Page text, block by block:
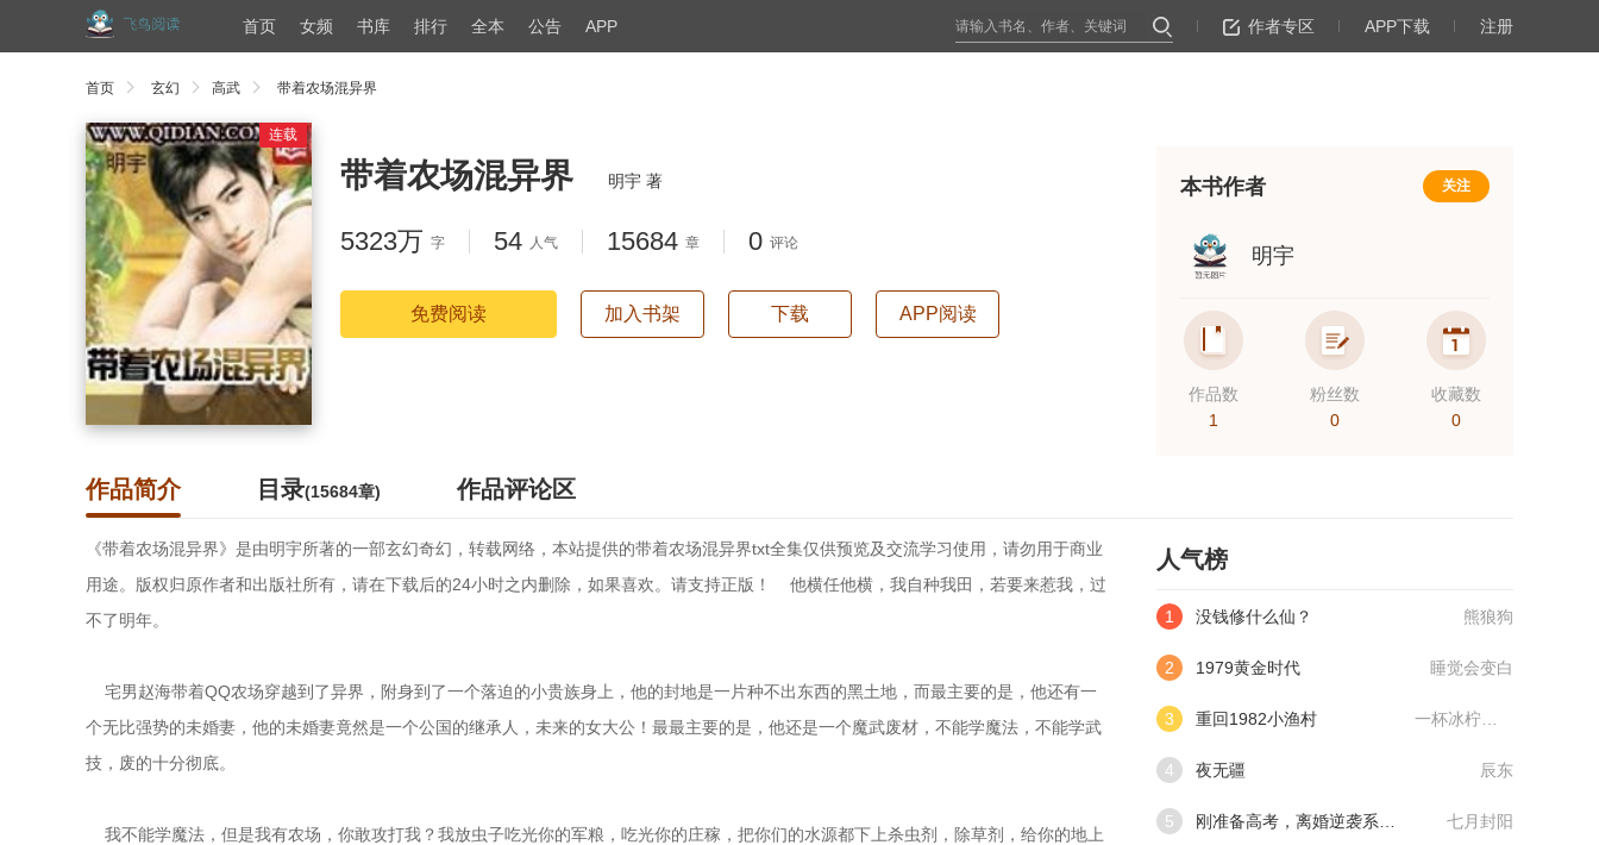
首页 女频 书库 排行 全本 公告 APP 作者专区 APP下载 注册
首页 玄幻 高武 带着农场混异界
连载
带着农场混异界 明宇 著
5323万 字 54 人气 15684 章 0 评论
免费阅读 加入书架 下载 APP阅读
作品简介 目录(15684章) 作品评论区
本书作者 关注
明宇
作品数
1
粉丝数
0
收藏数
0
《带着农场混异界》是由明宇所著的一部玄幻奇幻，转载网络，本站提供的带着农场混异界txt全集仅供预览及交流学习使用，请勿用于商业
用途。版权归原作者和出版社所有，请在下载后的24小时之内删除，如果喜欢。请支持正版！    他横任他横，我自种我田，若要来惹我，过
不了明年。
宅男赵海带着QQ农场穿越到了异界，附身到了一个落迫的小贵族身上，他的封地是一片种不出东西的黑土地，而最主要的是，他还有一
个无比强势的未婚妻，他的未婚妻竟然是一个公国的继承人，未来的女大公！最最主要的是，他还是一个魔武废材，不能学魔法，不能学武
技，废的十分彻底。
我不能学魔法，但是我有农场，你敢攻打我？我放虫子吃光你的军粮，吃光你的庄稼，把你们的水源都下上杀虫剂，除草剂，给你的地上
人气榜
1 没钱修什么仙？ 熊狼狗
2 1979黄金时代 睡觉会变白
3 重回1982小渔村
4 夜无疆 辰东
5 七月封阳